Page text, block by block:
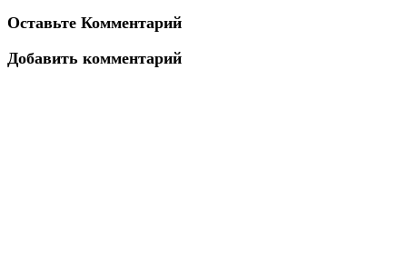
Оставьте Комментарий
Добавить комментарий